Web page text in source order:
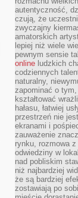
autentyczność,
czują, że
zwyczajny
amatorskich
lepiej niż wiele
pewnym sensie
online ludzkich
codziennych
naturalny,
zapominać o tym,
kształtować
hałasu, łatwiej
przestrzeń nie
ekranami i
zauważenie
rynku, rozmowa
odwiedziny w
nad pobliskim
niż najbardziej
że są bardziej
zostawiają po